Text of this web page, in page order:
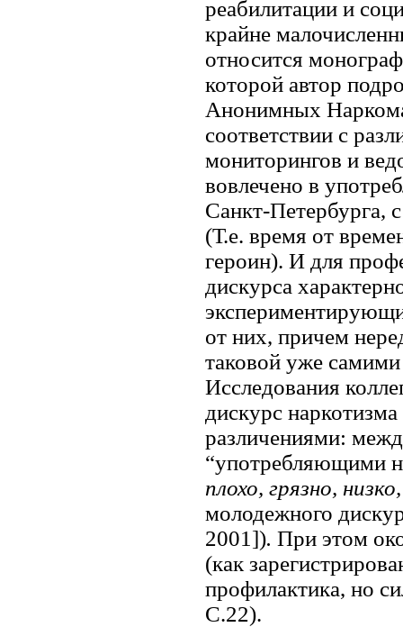
реабилитации и
крайне
относится
которой автор
Анонимных
соответствии с
мониторингов и
вовлечено в
Санкт-Петербурга,
(Т.е. время от
героин). И для
дискурса
от них, причем
таковой уже
Исследования
дискурс
различениями:
“употребляющими
плохо, грязно,
молодежного
2001]). При этом
(как
профилактика, но
С.22).